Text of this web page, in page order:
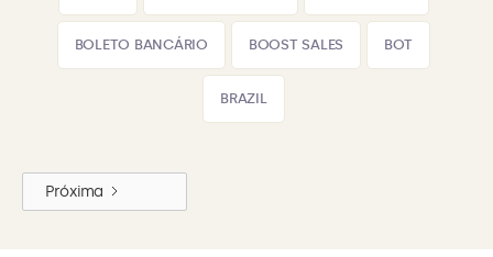
BOLETO BANCÁRIO BOOST SALES BOT
BRAZIL
Próxima